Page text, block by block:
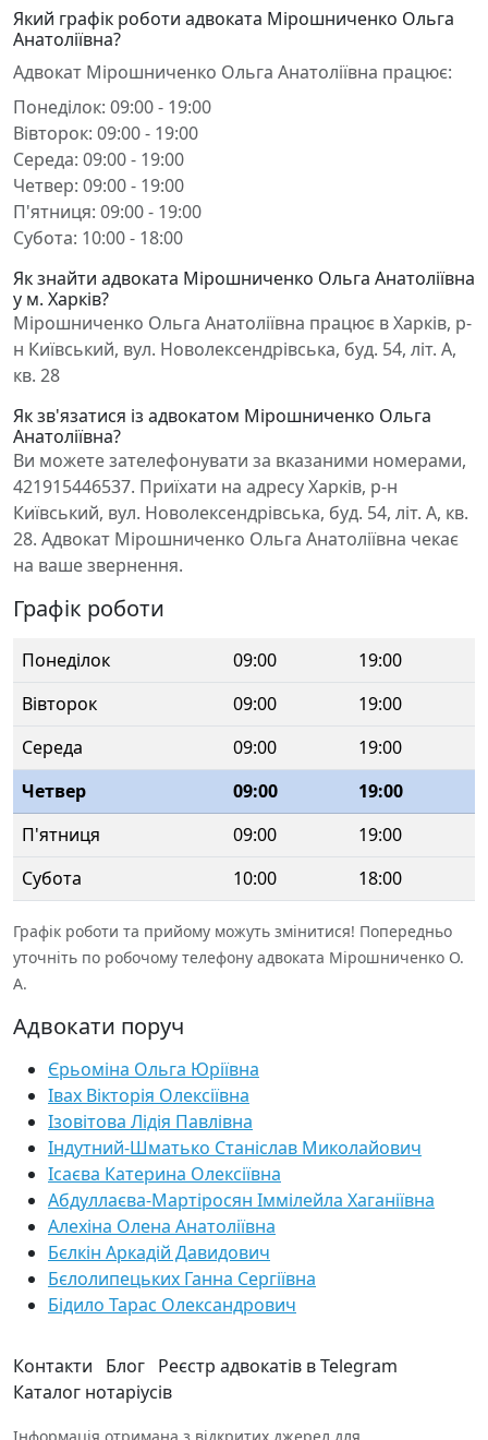
Який графік роботи адвоката Мірошниченко Ольга
Анатоліївна?
Адвокат Мірошниченко Ольга Анатоліївна працює:
Понеділок: 09:00 - 19:00
Вівторок: 09:00 - 19:00
Середа: 09:00 - 19:00
Четвер: 09:00 - 19:00
П'ятниця: 09:00 - 19:00
Субота: 10:00 - 18:00
Як знайти адвоката Мірошниченко Ольга Анатоліївна
у м. Харків?
Мірошниченко Ольга Анатоліївна працює в Харків, р-
н Київський, вул. Новолексендрівська, буд. 54, літ. А,
кв. 28
Як зв'язатися із адвокатом Мірошниченко Ольга
Анатоліївна?
Ви можете зателефонувати за вказаними номерами,
421915446537. Приїхати на адресу Харків, р-н
Київський, вул. Новолексендрівська, буд. 54, літ. А, кв.
28. Адвокат Мірошниченко Ольга Анатоліївна чекає
на ваше звернення.
Графік роботи
Понеділок 09:00
19:00
Вівторок
09:00
19:00
Середа
09:00
19:00
Четвер
09:00
19:00
П'ятниця
09:00
19:00
Субота
10:00 18:00
Графік роботи та прийому можуть змінитися! Попередньо
уточніть по робочому телефону адвоката Мірошниченко О.
А.
Адвокати поруч
Єрьоміна Ольга Юріївна
Івах Вікторія Олексіївна
Ізовітова Лідія Павлівна
Індутний-Шматько Станіслав Миколайович
Ісаєва Катерина Олексіївна
Абдуллаєва-Мартіросян Іммілейла Хаганіївна
Алехіна Олена Анатоліївна
Бєлкін Аркадій Давидович
Бєлолипецьких Ганна Сергіївна
Бідило Тарас Олександрович
Контакти Блог Реєстр адвокатів в Telegram
Каталог нотаріусів